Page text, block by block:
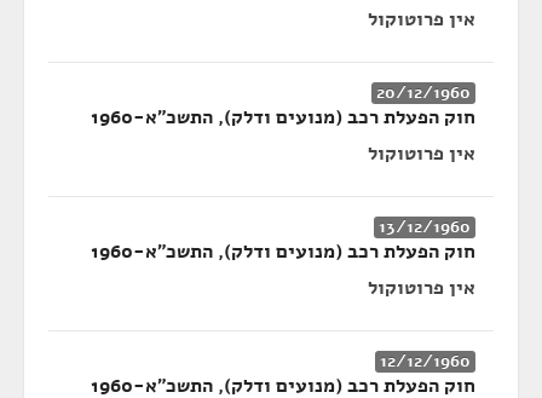
אין פרוטוקול
20/12/1960
חוק הפעלת רכב (מנועים ודלק), התשכ"א-1960
אין פרוטוקול
13/12/1960
חוק הפעלת רכב (מנועים ודלק), התשכ"א-1960
אין פרוטוקול
12/12/1960
חוק הפעלת רכב (מנועים ודלק), התשכ"א-1960